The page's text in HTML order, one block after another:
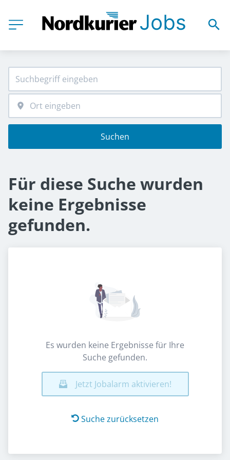
Suchen
Für diese Suche wurden
keine Ergebnisse
gefunden.
Es wurden keine Ergebnisse für Ihre
Suche gefunden.
Jetzt Jobalarm aktivieren!
Suche zurücksetzen